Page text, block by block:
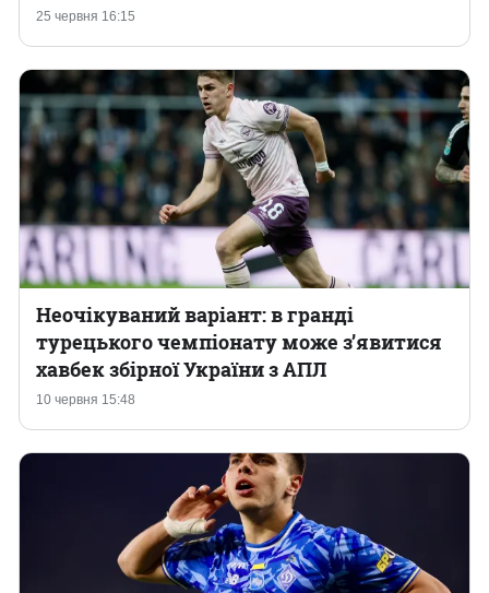
25 червня 16:15
10 червня 15:48
Неочікуваний варіант: в гранді
турецького чемпіонату може з’явитися
хавбек збірної України з АПЛ